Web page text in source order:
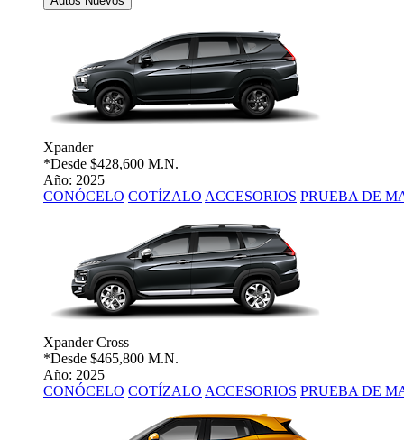
Xpander
*Desde $428,600 M.N.
Año: 2025
CONÓCELO COTÍZALO ACCESORIOS PRUEBA DE
Xpander Cross
*Desde $465,800 M.N.
Año: 2025
CONÓCELO COTÍZALO ACCESORIOS PRUEBA DE